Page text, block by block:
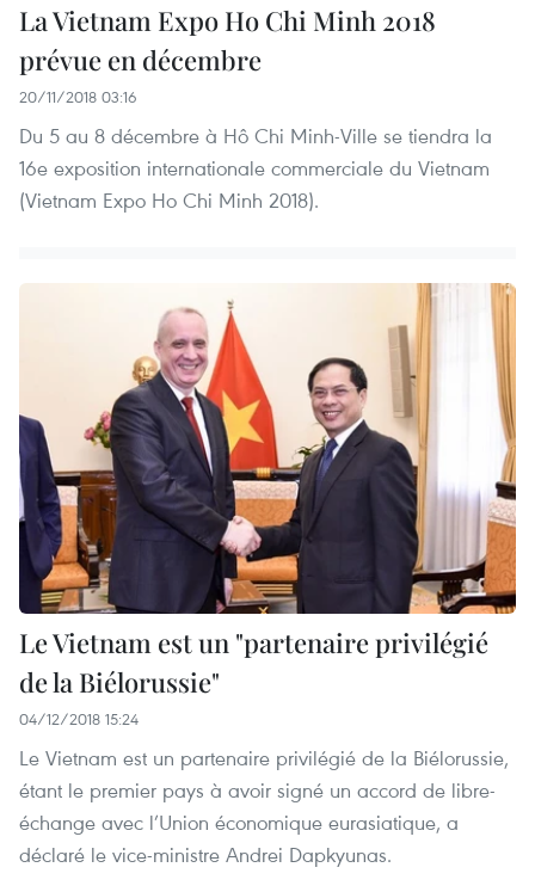
La Vietnam Expo Ho Chi Minh 2018
prévue en décembre
20/11/2018 03:16
Du 5 au 8 décembre à Hô Chi Minh-Ville se tiendra la
16e exposition internationale commerciale du Vietnam
(Vietnam Expo Ho Chi Minh 2018).
Le Vietnam est un "partenaire privilégié
de la Biélorussie"
04/12/2018 15:24
Le Vietnam est un partenaire privilégié de la Biélorussie,
étant le premier pays à avoir signé un accord de libre-
échange avec l’Union économique eurasiatique, a
déclaré le vice-ministre Andrei Dapkyunas.